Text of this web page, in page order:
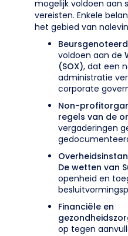
mogelijk voldoen aan
vereisten. Enkele
het gebied van
voldoen aan de
(SOX), dat een
administratie
corporate
Non-
regels van de
vergaderingen
De wetten van
openheid en
Financiële en
op tegen